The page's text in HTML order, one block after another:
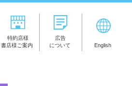
特約店様
書店様ご案内
広告
について
English